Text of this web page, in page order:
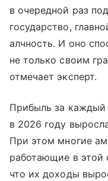
в очередной раз
государство,
алчность. И оно
не только своим
отмечает эксперт.
Прибыль за каждый
в 2026 году
При этом многие
работающие в этой
что их доходы